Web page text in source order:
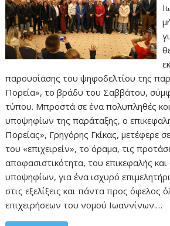
παρουσίασης του ψηφοδελτίου της
Πορεία», το βράδυ του Σαββάτου,
τύπου. Μπροστά σε ένα πολυπληθές
υποψηφίων της παράταξης, ο
Πορείας», Γρηγόρης Γκίκας, μετέφερε
του «επιχειρείν», το όραμα, τις
αποφασιστικότητα, του επικεφαλής
υποψηφίων, για ένα ισχυρό
στις εξελίξεις και πάντα προς όφελος
επιχειρήσεων του νομού Ιωαννίνων.…